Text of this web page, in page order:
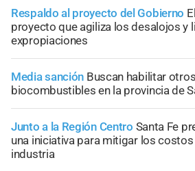
Respaldo al proyecto del Gobierno
proyecto que agiliza los desalojos y
expropiaciones
Media sanción Buscan habilitar
biocombustibles en la provincia de
Junto a la Región Centro Santa Fe
una iniciativa para mitigar los
industria